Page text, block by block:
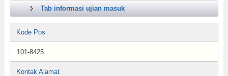
Tab informasi ujian masuk
Kode Pos
101-8425
Kontak Alamat